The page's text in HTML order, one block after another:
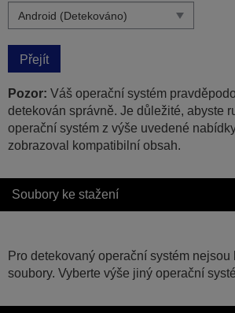
Přejít
Pozor: Váš operační systém
detekován správně. Je důležité, abyste
operační systém z výše uvedené
zobrazoval kompatibilní obsah.
Soubory ke stažení
Pro detekovaný operační systém
soubory. Vyberte výše jiný operační